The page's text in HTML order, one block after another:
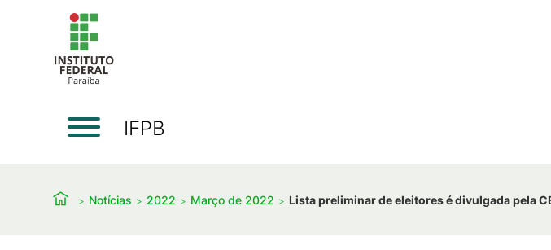
IFPB
Notícias 2022 Março de 2022 Lista preliminar de eleitores é divulgada pela